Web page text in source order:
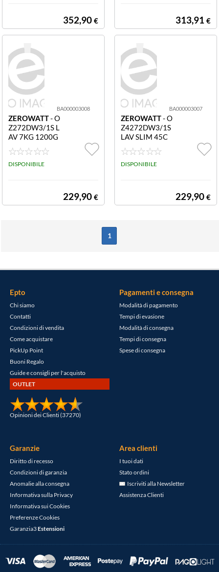
352,90 € 313,91 €
BA000003008
ZEROWATT- O
Z272DW3/1S L
AV 7KG 1200G
'C'
DISPONIBILE
229,90 €
BA000003007
ZEROWATT- O
Z4272DW3/1S
LAV SLIM 45C
M 7KG
DISPONIBILE
229,90 €
1
Epto
Chi siamo
Contatti
Condizioni di vendita
Come acquistare
PickUp Point
Buoni Regalo
Guide e consigli per l'acquisto
OUTLET
Opinioni dei Clienti (37270)
Pagamenti e consegna
Modalità di pagamento
Tempi di evasione
Modalità di consegna
Tempi di consegna
Spese di consegna
Garanzie
Diritto di recesso
Condizioni di garanzia
Anomalie alla consegna
Informativa sulla Privacy
Informativa sui Cookies
Preferenze Cookies
Garanzia3Estensioni
Area clienti
I tuoi dati
Stato ordini
Iscriviti alla Newsletter
Assistenza Clienti